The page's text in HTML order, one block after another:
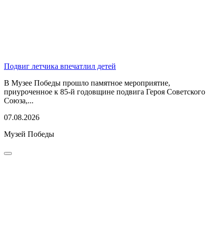
Подвиг летчика впечатлил детей
В Музее Победы прошло памятное мероприятие,
приуроченное к 85-й годовщине подвига Героя Советского
Союза,...
07.08.2026
Музей Победы